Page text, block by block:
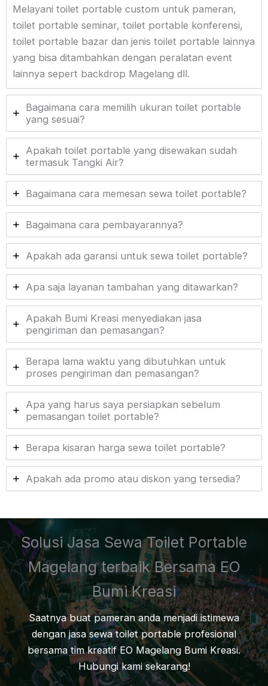
Melayani toilet portable custom untuk pameran,
toilet portable seminar, toilet portable konferensi,
toilet portable bazar dan jenis toilet portable lainnya
yang bisa ditambahkan dengan peralatan event
lainnya sepert backdrop Magelang dll.
Bagaimana cara memilih ukuran toilet portable
yang sesuai?
Apakah toilet portable yang disewakan sudah
termasuk Tangki Air?
Bagaimana cara memesan sewa toilet portable?
Bagaimana cara pembayarannya?
Apakah ada garansi untuk sewa toilet portable?
Apa saja layanan tambahan yang ditawarkan?
Apakah Bumi Kreasi menyediakan jasa
pengiriman dan pemasangan?
Berapa lama waktu yang dibutuhkan untuk
proses pengiriman dan pemasangan?
Apa yang harus saya persiapkan sebelum
pemasangan toilet portable?
Berapa kisaran harga sewa toilet portable?
Apakah ada promo atau diskon yang tersedia?
Solusi Jasa Sewa Toilet Portable
Magelang terbaik Bersama EO
Bumi Kreasi
Saatnya buat pameran anda menjadi istimewa
dengan jasa sewa toilet portable profesional
bersama tim kreatif EO Magelang Bumi Kreasi.
Hubungi kami sekarang!